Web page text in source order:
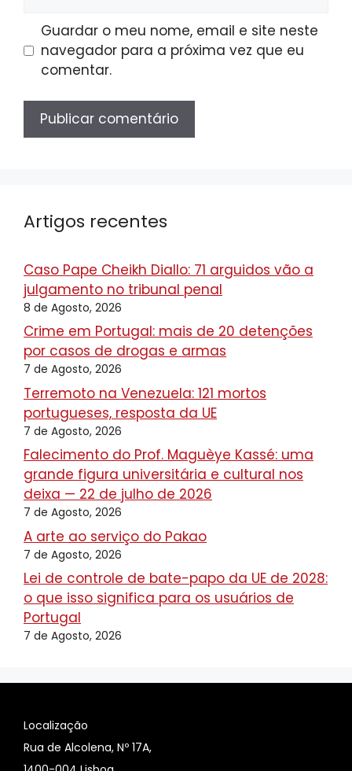
Guardar o meu nome, email e site neste
navegador para a próxima vez que eu
comentar.
Artigos recentes
Caso Pape Cheikh Diallo: 71 arguidos vão a
julgamento no tribunal penal
8 de Agosto, 2026
Crime em Portugal: mais de 20 detenções
por casos de drogas e armas
7 de Agosto, 2026
Terremoto na Venezuela: 121 mortos
portugueses, resposta da UE
7 de Agosto, 2026
Falecimento do Prof. Maguèye Kassé: uma
grande figura universitária e cultural nos
deixa — 22 de julho de 2026
7 de Agosto, 2026
A arte ao serviço do Pakao
7 de Agosto, 2026
Lei de controle de bate-papo da UE de 2028:
o que isso significa para os usuários de
Portugal
7 de Agosto, 2026
Localização
Rua de Alcolena, Nº 17A,